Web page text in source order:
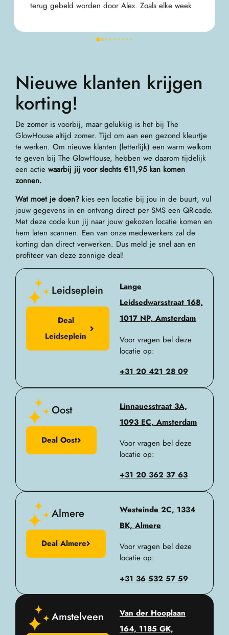
bovenstaande opmerkingen opgelost en is de
Nieuwe klanten krijgen
korting!
De zomer is voorbij, maar gelukkig is het bij The
GlowHouse altijd zomer. Tijd om aan een gezond kleurtje
te werken. Om nieuwe klanten (letterlijk) een warm welkom
te geven bij The GlowHouse, hebben we daarom tijdelijk
een actie waarbij jij voor slechts €11,95 kan komen
zonnen.
Wat moet je doen? kies een locatie bij jou in de buurt, vul
jouw gegevens in en ontvang direct per SMS een QR-code.
Met deze code kun jij naar jouw gekozen locatie komen en
hem laten scannen. Een van onze medewerkers zal de
korting dan direct verwerken. Dus meld je snel aan en
profiteer van deze zonnige deal!
Leidseplein
Deal
Leidseplein
Lange
Leidsedwarsstraat 168,
1017 NP, Amsterdam
Voor vragen bel deze
locatie op:
+31 20 421 28 09
Oost
Deal Oost
Linnauesstraat 3A,
1093 EC, Amsterdam
Voor vragen bel deze
locatie op:
+31 20 362 37 63
Almere
Deal Almere
Westeinde 2C, 1334
BK, Almere
Voor vragen bel deze
locatie op:
+31 36 532 57 59​
Amstelveen
Van der Hooplaan
164, 1185 GK,